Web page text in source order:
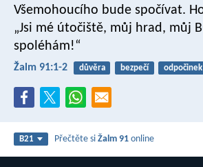
Všemohoucího bude spočívat.
„Jsi mé útočiště, můj hrad, můj
spoléhám!“
Žalm 91:1-2 důvěra bezpečí odpočinek
B21 Přečtěte siŽalm 91 online